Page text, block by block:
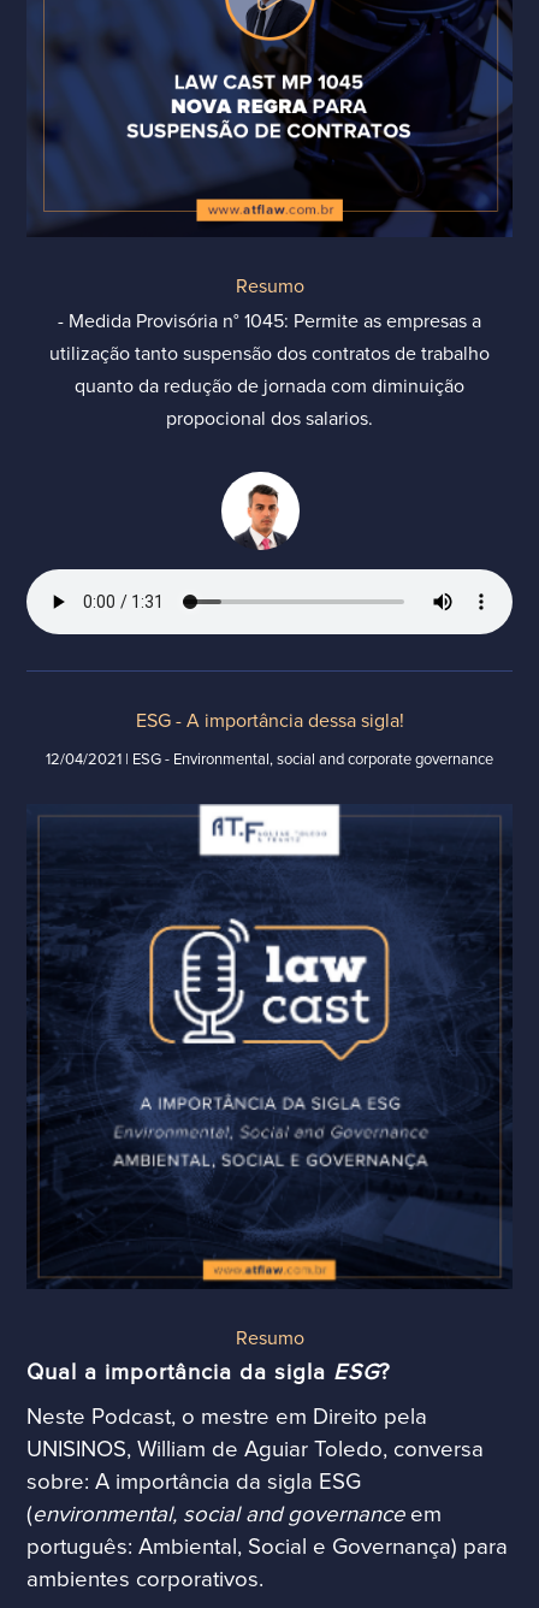
Resumo
- Medida Provisória n° 1045: Permite as empresas a
utilização tanto suspensão dos contratos de trabalho
quanto da redução de jornada com diminuição
propocional dos salarios.
ESG - A importância dessa sigla!
12/04/2021 | ESG - Environmental, social and corporate governance
Resumo
Qual a importância da sigla ESG?
Neste Podcast, o mestre em Direito pela
UNISINOS, William de Aguiar Toledo, conversa
sobre:A importância da sigla ESG
(environmental, social and governance em
português:Ambiental, Social e Governança) para
ambientes corporativos.